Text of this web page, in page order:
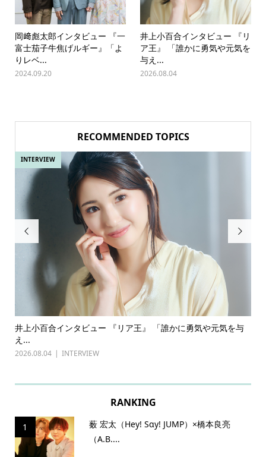
岡﨑彪太郎インタビュー 『一
富士茄子牛焦げルギー』「よ
りレベ...
2024.09.20
井上小百合インタビュー 『リ
ア王』 「誰かに勇気や元気を
与え...
2026.08.04
RECOMMENDED TOPICS

井上小百合インタビュー 『リア王』 「誰かに勇気や元気を与
え...
2026.08.04 INTERVIEW
INTERVIEW
古川

RANKING
1
薮 宏太（Hey! Sɑy! JUMP）×橋本良亮
（A.B....